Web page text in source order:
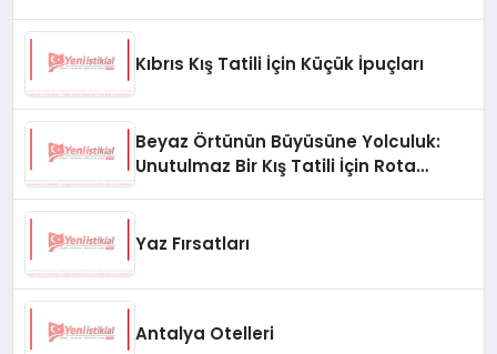
Kıbrıs Kış Tatili İçin Küçük İpuçları
Beyaz Örtünün Büyüsüne Yolculuk:
Unutulmaz Bir Kış Tatili İçin Rota
Yaz Fırsatları
Antalya Otelleri